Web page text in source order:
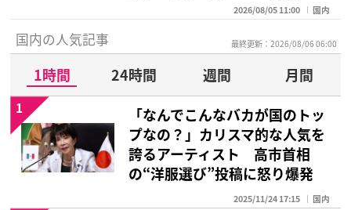
2026/08/05 11:00 国内
国内の人気記事 最終更新：2026/08/06 06:00
1時間 24時間 週間
月間
「なんでこんなバカが国のトッ
プなの？」カリスマ的な人気を
誇るアーティスト 高市首相
の“洋服選び”投稿に怒り爆発
2025/11/24 17:15 国内
1